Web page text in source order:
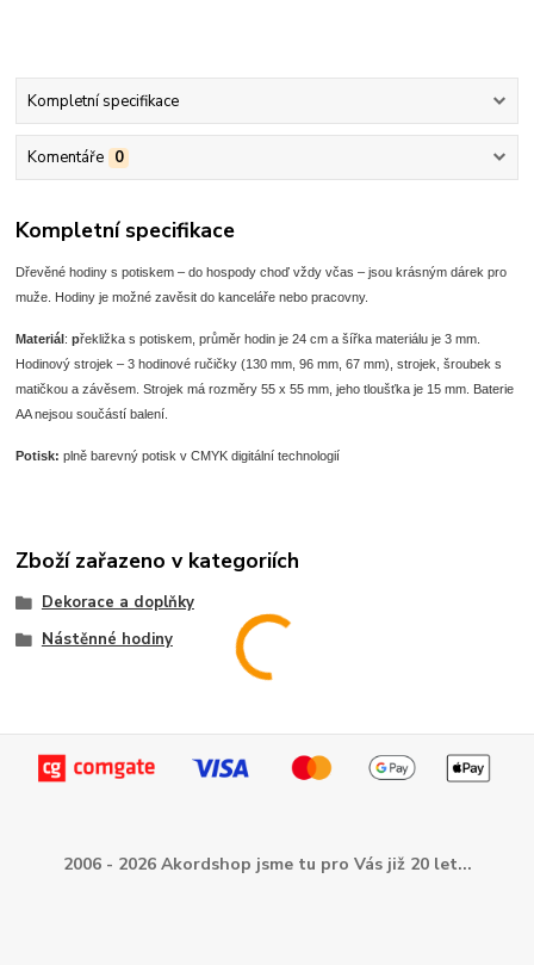
Kompletní specifikace
Komentáře 0
Kompletní specifikace
Dřevěné hodiny s potiskem – do hospody choď vždy včas – jsou krásným dárek pro
muže. Hodiny je možné zavěsit do kanceláře nebo pracovny.
Materiál:překližka s potiskem, průměr hodin je 24 cm a šířka materiálu je 3 mm.
Hodinový strojek – 3 hodinové ručičky (130 mm, 96 mm, 67 mm), strojek, šroubek s
matičkou a závěsem. Strojek má rozměry 55 x 55 mm, jeho tloušťka je 15 mm. Baterie
AA nejsou součástí balení.
Potisk:plně barevný potisk v CMYK digitální technologií
Zboží zařazeno v kategoriích
Dekorace a doplňky
Nástěnné hodiny
2006 - 2026 Akordshop jsme tu pro Vás již 20 let...